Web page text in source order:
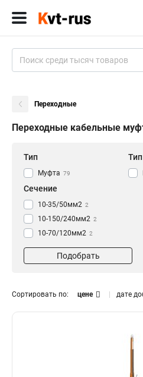
Переходные
Переходные кабельные
Тип
Муфта 79
Сечение
10-35/50мм2 2
10-150/240мм2 2
10-70/120мм2 2
Подобрать
Сортировать по: цене дате